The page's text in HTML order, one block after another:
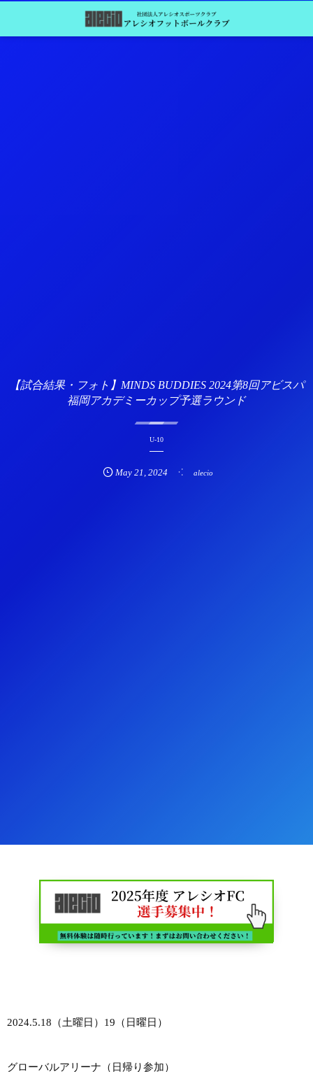
【試合結果・フォト】MINDS BUDDIES 2024第8回アビスパ
福岡アカデミーカップ予選ラウンド
U-10
May 21 2024 alecio
2024.5.18（土曜日）19（日曜日）
グローバルアリーナ（日帰り参加）